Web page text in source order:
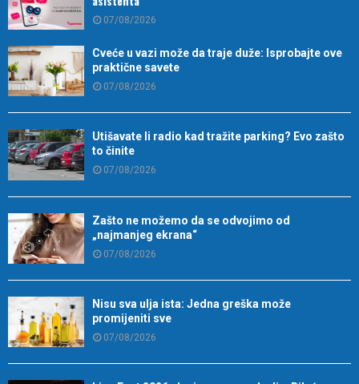
07/08/2026
Cveće u vazi može da traje duže: Isprobajte ove
praktične savete
07/08/2026
Utišavate li radio kad tražite parking? Evo zašto
to činite
07/08/2026
Zašto ne možemo da se odvojimo od
„najmanjeg ekrana“
07/08/2026
Nisu sva ulja ista: Jedna greška može
promijeniti sve
07/08/2026